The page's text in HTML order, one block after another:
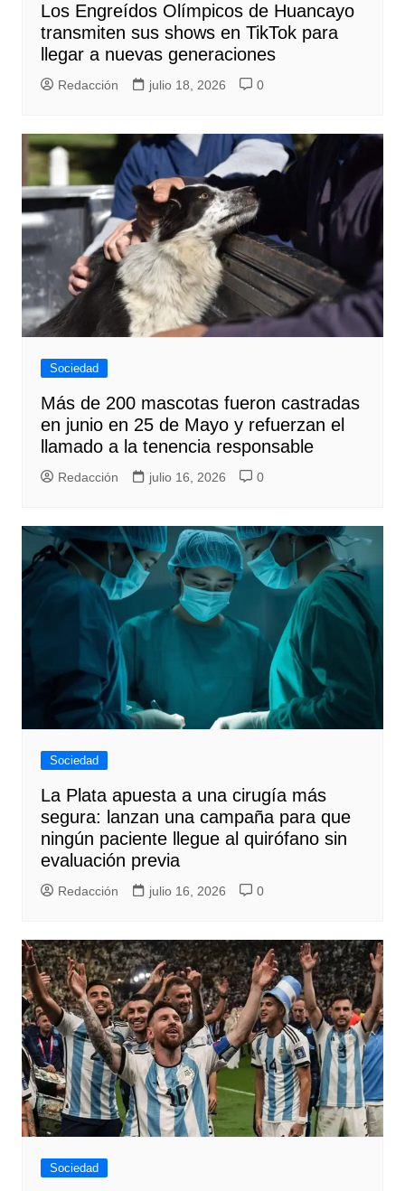
Los Engreídos Olímpicos de Huancayo
transmiten sus shows en TikTok para
llegar a nuevas generaciones
Redacción julio 18, 2026 0
Sociedad
Más de 200 mascotas fueron castradas
en junio en 25 de Mayo y refuerzan el
llamado a la tenencia responsable
Redacción julio 16, 2026 0
Sociedad
La Plata apuesta a una cirugía más
segura: lanzan una campaña para que
ningún paciente llegue al quirófano sin
evaluación previa
Redacción julio 16, 2026 0
Sociedad